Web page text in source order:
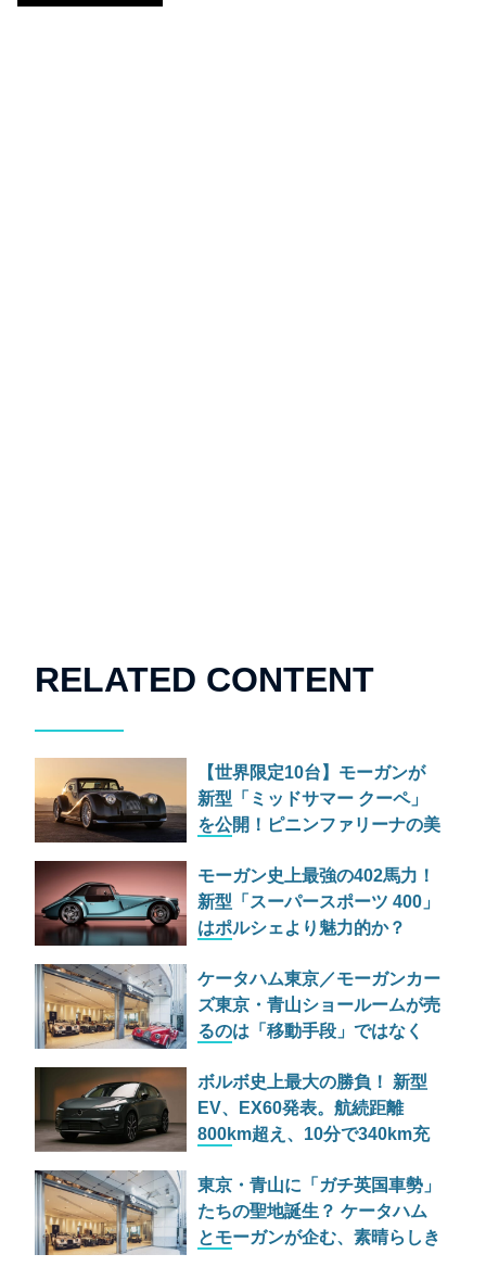
RELATED CONTENT
【世界限定10台】モーガンが
新型「ミッドサマー クーペ」
を公開！ピニンファリーナの美
モーガン史上最強の402馬力！
新型「スーパースポーツ 400」
はポルシェより魅力的か？
ケータハム東京／モーガンカー
ズ東京・青山ショールームが売
るのは「移動手段」ではなく
ボルボ史上最大の勝負！ 新型
EV、EX60発表。航続距離
800km超え、10分で340km充
東京・青山に「ガチ英国車勢」
たちの聖地誕生？ ケータハム
とモーガンが企む、素晴らしき